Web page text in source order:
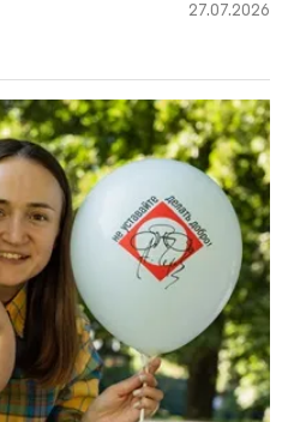
27.07.2026